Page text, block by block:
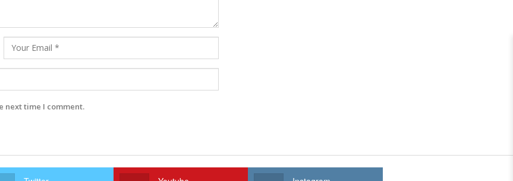
next time I comment.